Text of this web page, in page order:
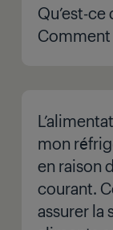
Qu’est-
Comment
mon
en raison
courant.
assurer la